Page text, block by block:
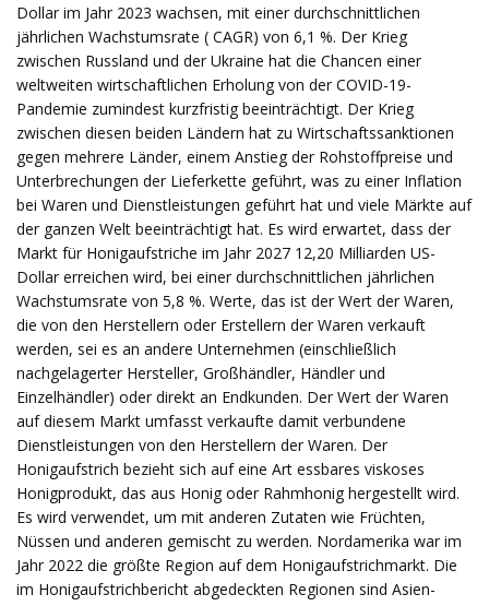
Dollar im Jahr 2023 wachsen, mit einer durchschnittlichen
jährlichen Wachstumsrate ( CAGR) von 6,1 %. Der Krieg
zwischen Russland und der Ukraine hat die Chancen einer
weltweiten wirtschaftlichen Erholung von der COVID-19-
Pandemie zumindest kurzfristig beeinträchtigt. Der Krieg
zwischen diesen beiden Ländern hat zu Wirtschaftssanktionen
gegen mehrere Länder, einem Anstieg der Rohstoffpreise und
Unterbrechungen der Lieferkette geführt, was zu einer Inflation
bei Waren und Dienstleistungen geführt hat und viele Märkte auf
der ganzen Welt beeinträchtigt hat. Es wird erwartet, dass der
Markt für Honigaufstriche im Jahr 2027 12,20 Milliarden US-
Dollar erreichen wird, bei einer durchschnittlichen jährlichen
Wachstumsrate von 5,8 %. Werte, das ist der Wert der Waren,
die von den Herstellern oder Erstellern der Waren verkauft
werden, sei es an andere Unternehmen (einschließlich
nachgelagerter Hersteller, Großhändler, Händler und
Einzelhändler) oder direkt an Endkunden. Der Wert der Waren
auf diesem Markt umfasst verkaufte damit verbundene
Dienstleistungen von den Herstellern der Waren. Der
Honigaufstrich bezieht sich auf eine Art essbares viskoses
Honigprodukt, das aus Honig oder Rahmhonig hergestellt wird.
Es wird verwendet, um mit anderen Zutaten wie Früchten,
Nüssen und anderen gemischt zu werden. Nordamerika war im
Jahr 2022 die größte Region auf dem Honigaufstrichmarkt. Die
im Honigaufstrichbericht abgedeckten Regionen sind Asien-